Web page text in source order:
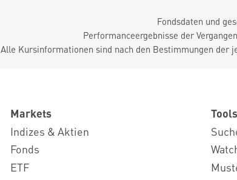
Fondsdaten und
Performanceergebnisse der
Alle Kursinformationen sind nach den Bestimmungen der
Markets
Indizes & Aktien
Fonds
ETF
Tools